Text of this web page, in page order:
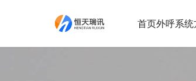
首页外呼系统